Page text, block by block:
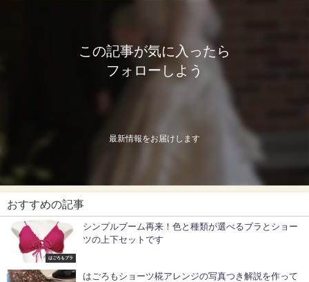
この記事が気に入ったら
フォローしよう
最新情報をお届けします
おすすめの記事
はごろもブラ
シンプルブーム再来！色と種類が選べるブラとショー
ツの上下セットです
はごろもショーツ椛アレンジの写真つき解説を作って